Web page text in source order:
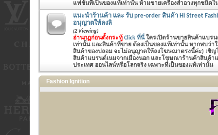
แฟชั่นที่เป็นของแท้เท่านั้น ห้ามขายเครื่องสำอางทุกชนิดใ
แนะนำร้านค้า และ รับ pre-order สินค้า Hi Street
อนุญาตให้ลงลิ
(2 Viewing)
อ่านกฏก่อนตั้งกระทู้ Click ที่นี่ ใครเปิดร้านขายสินค้าแบรน
เท่านั้น และสินค้าที่ขาย ต้องเป็นของแท้เท่านั้น หากพบว่า
สินค้าของปลอม จะไม่อนุญาตให้ลงโฆษณาตรงนี้ค่ะ) เชิญ
สินค้าแบรนด์เนมจากเมืองนอก และโฆษณาร้านค้าสินค้า
ประเทศ ออนไลน์หรือโลกจริง เฉพาะที่เป็นของแท้เท่านั้น
Fashion Ignition